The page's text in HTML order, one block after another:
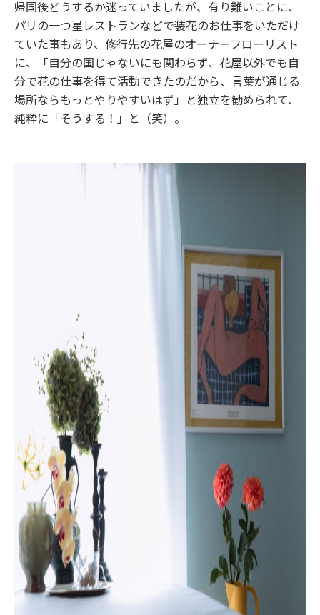
帰国後どうするか迷っていましたが、有り難いことに、
パリの一つ星レストランなどで装花のお仕事をいただけ
ていた事もあり、修行先の花屋のオーナーフローリスト
に、「自分の国じゃないにも関わらず、花屋以外でも自
分で花の仕事を得て活動できたのだから、言葉が通じる
場所ならもっとやりやすいはず」と独立を勧められて、
純粋に「そうする！」と（笑）。